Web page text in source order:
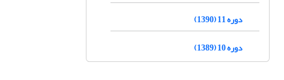
دوره 11 (1390)
دوره 10 (1389)